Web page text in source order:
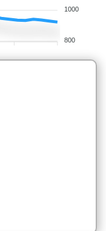
1000
800